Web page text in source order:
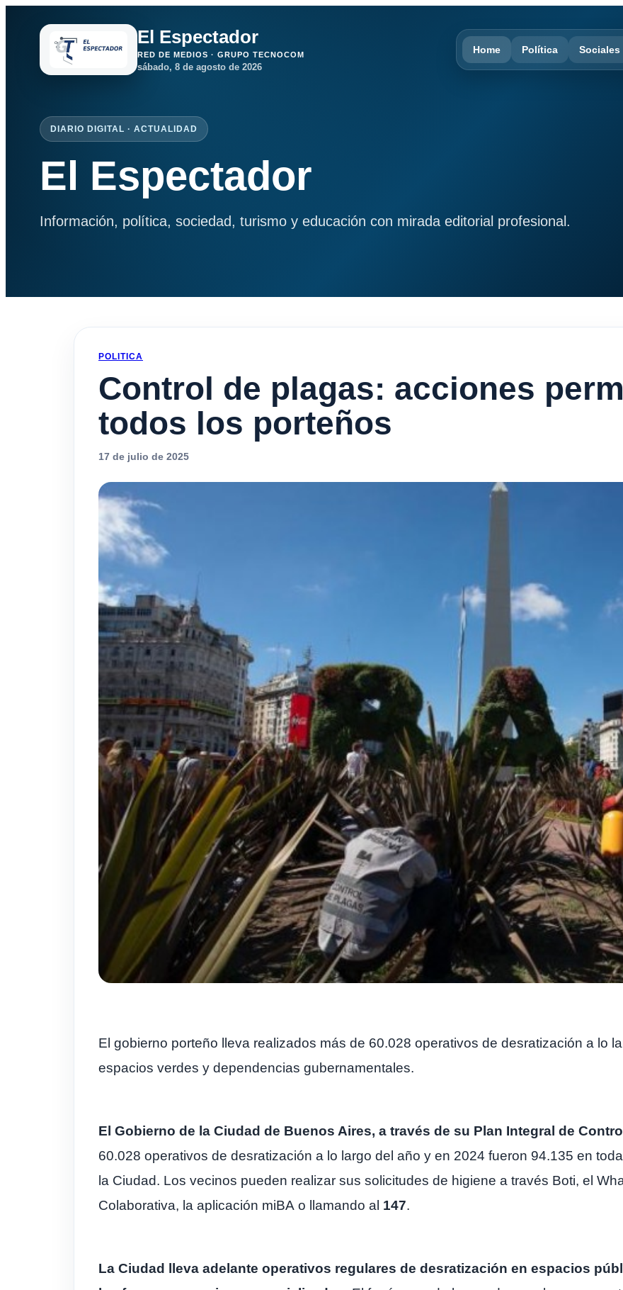
El Espectador
RED DE MEDIOS · GRUPO TECNOCOM
sábado, 8 de agosto de 2026
Home Política Sociales
DIARIO DIGITAL · ACTUALIDAD
El Espectador
Información, política, sociedad, turismo y educación con mirada editorial profesional.
POLITICA
Control de plagas: acciones
todos los porteños
17 de julio de 2025
El gobierno porteño lleva realizados más de 60.028 operativos de desratización a lo
espacios verdes y dependencias gubernamentales.
El Gobierno de la Ciudad de Buenos Aires, a través de su Plan Integral de
60.028 operativos de desratización a lo largo del año y en 2024 fueron 94.135 en
la Ciudad. Los vecinos pueden realizar sus solicitudes de higiene a través Boti, el
Colaborativa, la aplicación miBA o llamando al 147.
La Ciudad lleva adelante operativos regulares de desratización en espacios